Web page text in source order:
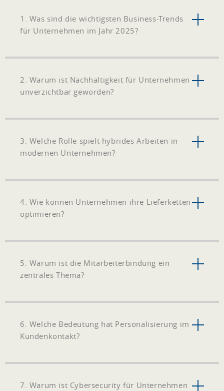
1. Was sind die wichtigsten Business-Trends
für Unternehmen im Jahr 2025?
2. Warum ist Nachhaltigkeit für Unternehmen
unverzichtbar geworden?
3. Welche Rolle spielt hybrides Arbeiten in
modernen Unternehmen?
4. Wie können Unternehmen ihre Lieferketten
optimieren?
5. Warum ist die Mitarbeiterbindung ein
zentrales Thema?
6. Welche Bedeutung hat Personalisierung im
Kundenkontakt?
7. Warum ist Cybersecurity für Unternehmen